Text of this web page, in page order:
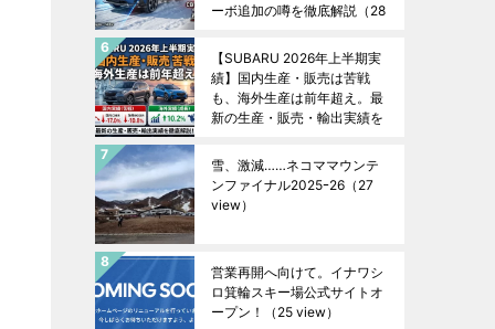
ーボ追加の噂を徹底解説 （28
【SUBARU 2026年上半期実
績】国内生産・販売は苦戦
も、海外生産は前年超え。最
新の生産・販売・輸出実績を
雪、激減……ネコママウンテ
ンファイナル2025ｰ26 （27
view）
営業再開へ向けて。イナワシ
ロ箕輪スキー場公式サイトオ
ープン！
（25 view）